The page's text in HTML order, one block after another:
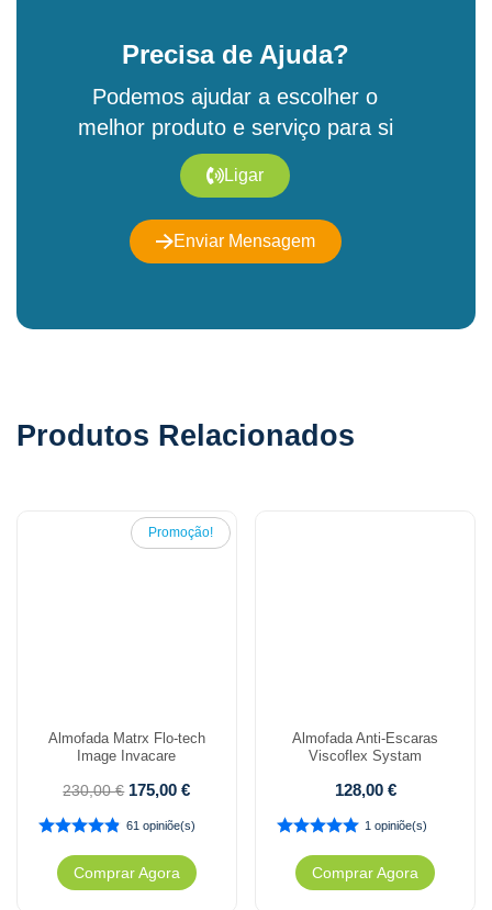
Precisa de Ajuda?
Podemos ajudar a escolher o
melhor produto e serviço para si
Ligar
Enviar Mensagem
Produtos Relacionados
Promoção!
Almofada Matrx Flo-tech
Image Invacare
230,00€ 175,00€
61 opiniõe(s)
Comprar Agora
Almofada Anti-Escaras
Viscoflex Systam
128,00 €
1 opiniõe(s)
Comprar Agora